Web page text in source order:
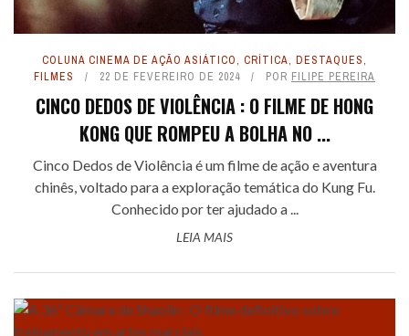
COLUNA CINEMA DE AÇÃO ASIÁTICO, CRÍTICA, DESTAQUES,
FILMES
22 DE FEVEREIRO DE 2024 POR FILIPE PEREIRA
CINCO DEDOS DE VIOLÊNCIA : O FILME DE HONG
KONG QUE ROMPEU A BOLHA NO ...
Cinco Dedos de Violência é um filme de ação e aventura
chinês, voltado para a exploração temática do Kung Fu.
Conhecido por ter ajudado a ...
LEIA MAIS